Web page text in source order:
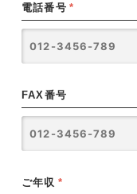
電話番号 *
FAX番号
ご年収 *